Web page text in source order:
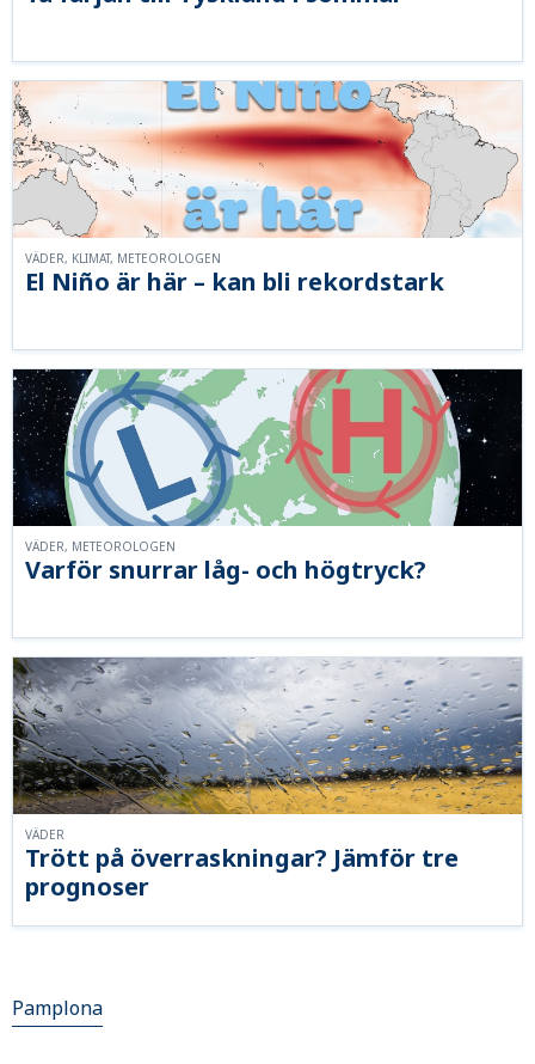
El Niño är här – kan bli rekordstark
VÄDER, KLIMAT, METEOROLOGEN
Varför snurrar låg- och högtryck?
VÄDER, METEOROLOGEN
Trött på överraskningar? Jämför tre
prognoser
VÄDER
Pamplona